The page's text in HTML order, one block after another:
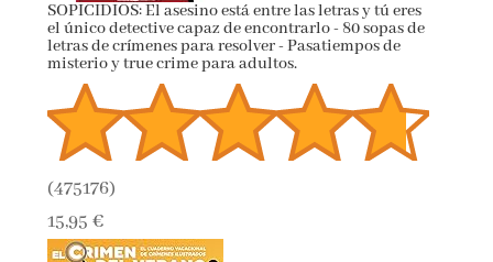
SOPICIDIOS: El asesino está entre las letras y tú eres
el único detective capaz de encontrarlo - 80 sopas de
letras de crímenes para resolver - Pasatiempos de
misterio y true crime para adultos.
(475176)
15,95 €